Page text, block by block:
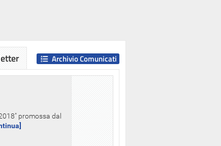
promossa dal
Archivio Comunicati